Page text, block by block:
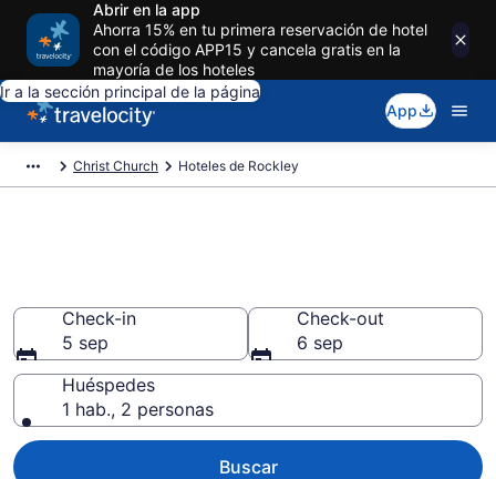
Abrir en la app
Ahorra 15% en tu primera reservación de hotel
con el código APP15 y cancela gratis en la
mayoría de los hoteles
Ir a la sección principal de la página
App
Christ Church Hoteles de Rockley
Check-in
5 sep
Check-out
6 sep
Huéspedes
1 hab., 2 personas
Buscar